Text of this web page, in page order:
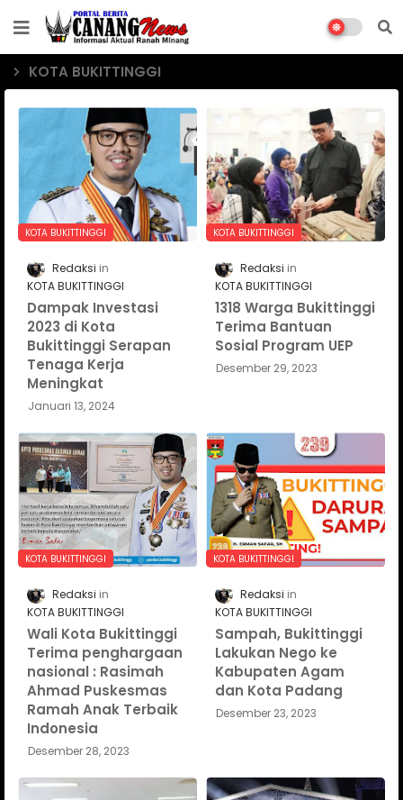
KOTA BUKITTINGGI
KOTA BUKITTINGGI
Redaksi
KOTA BUKITTINGGI
Dampak Investasi
2023 di Kota
Bukittinggi Serapan
Tenaga Kerja
Meningkat
Januari 13, 2024
KOTA BUKITTINGGI
Redaksi
KOTA BUKITTINGGI
1318 Warga Bukittinggi
Terima Bantuan
Sosial Program UEP
Desember 29, 2023
KOTA BUKITTINGGI
Redaksi
KOTA BUKITTINGGI
Wali Kota Bukittinggi
Terima penghargaan
nasional : Rasimah
Ahmad Puskesmas
Ramah Anak Terbaik
Indonesia
Desember 28, 2023
KOTA BUKITTINGGI
Redaksi
KOTA BUKITTINGGI
Sampah, Bukittinggi
Lakukan Nego ke
Kabupaten Agam
dan Kota Padang
Desember 23, 2023